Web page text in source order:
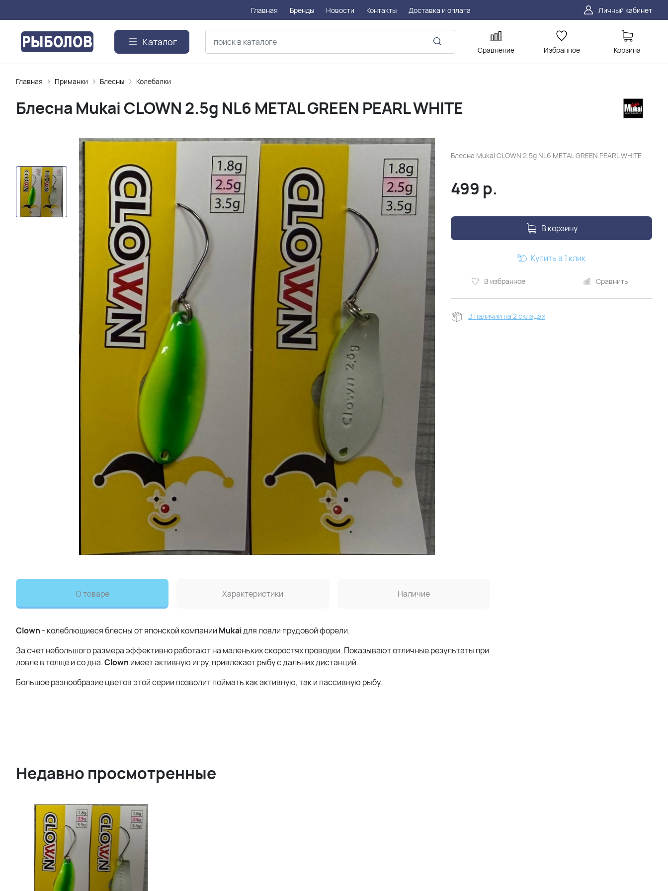
Главная Бренды Новости Контакты Доставка и оплата Личный кабинет
Каталог
Сравнение Избранное Корзина
Главная Приманки Блесны Колебалки
Блесна Mukai CLOWN 2.5g NL6 METAL GREEN PEARL WHITE
Блесна Mukai CLOWN 2.5g NL6 METAL GREEN PEARL WHITE
499 р.
В корзину
В избранное Сравнить
Купить в 1 клик
В наличии на 2 складах
О товаре Характеристики Наличие
Clown - колеблющиеся блесны от японской компании Mukaiдля ловли прудовой форели.
За счет небольшого размера эффективно работают на маленьких скоростях проводки. Показывают отличные результаты при
ловле в толще и со дна.Clown имеет активную игру, привлекает рыбу с дальних дистанций.
Большое разнообразие цветов этой серии позволит поймать как активную, так и пассивную рыбу.
Недавно просмотренные